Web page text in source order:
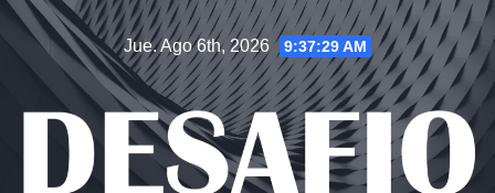
Jue. Ago 6th, 2026 9:37:30 AM